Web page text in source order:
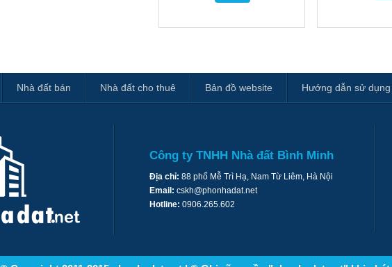
Nhà đất bán Nhà đất cho thuê Bản đồ website Hướng dẫn sử dụng
Công ty TNHH Nhà đất Bình Minh
Địa chỉ: 88 phố Mễ Trì Hạ, Nam Từ Liêm, Hà Nội
Email: cskh@phonhadat.net
Hotline: 0906.265.602